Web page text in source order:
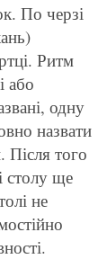
По черзі
Ритм
або
одну
назвати
Після того
столу ще
не